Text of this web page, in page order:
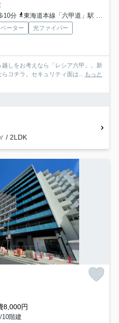
10分
東海道本線「六甲道」駅 徒歩12分
ーター
光ファイバー
しをお考えなら「レシア六甲」。新
コチラ。セキュリティ面は...
もっと
/ 2LDK
8,000円
階建